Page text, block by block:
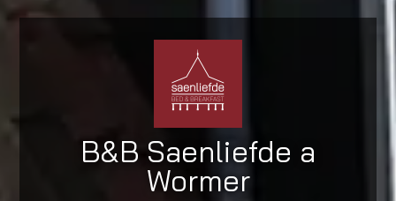
B&B Saenliefde a
Wormer